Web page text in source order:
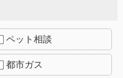
ペット相談
都市ガス